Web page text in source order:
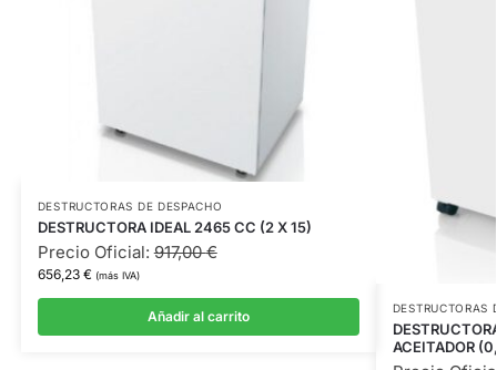
DESTRUCTORAS DE DESPACHO
DESTRUCTORA IDEAL 2465 CC (2 X 15)
Precio Oficial:917,00€
656,23 € (más IVA)
Añadir al carrito
DESTRUCTORAS
ACEITADOR